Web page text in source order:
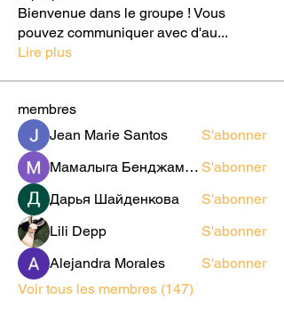
Bienvenue dans le groupe ! Vous
pouvez communiquer avec d'au...
Lire plus
membres
Jean Marie Santos
S'abonner
Мамалыга Бенджаминович S'abonner
Дарья Шайденкова
S'abonner
Lili Depp
S'abonner
Alejandra Morales
S'abonner
Voir tous les membres (147)